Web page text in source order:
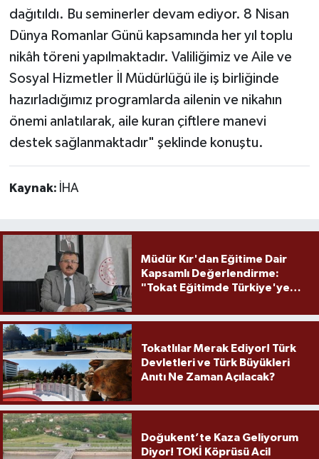
dağıtıldı. Bu seminerler devam ediyor. 8 Nisan
Dünya Romanlar Günü kapsamında her yıl toplu
nikâh töreni yapılmaktadır. Valiliğimiz ve Aile ve
Sosyal Hizmetler İl Müdürlüğü ile iş birliğinde
hazırladığımız programlarda ailenin ve nikahın
önemi anlatılarak, aile kuran çiftlere manevi
destek sağlanmaktadır" şeklinde konuştu.
Kaynak: İHA
Müdür Kır'dan Eğitime Dair
Kapsamlı Değerlendirme:
"Tokat Eğitimde Türkiye'ye
Tokatlılar Merak Ediyor! Türk
Devletleri ve Türk Büyükleri
Anıtı Ne Zaman Açılacak?
Doğukent’te Kaza Geliyorum
Diyor! TOKİ Köprüsü Acil